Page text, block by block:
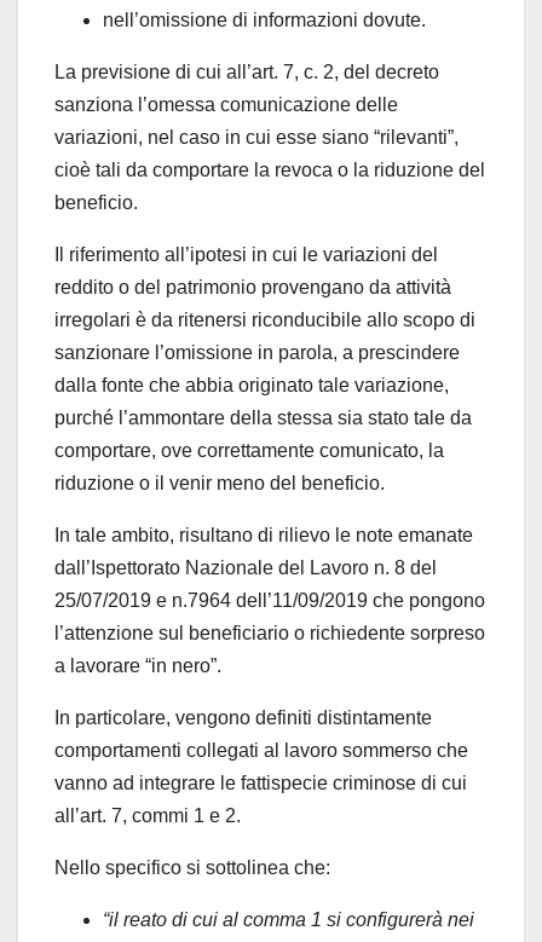
nell’omissione di informazioni dovute.
La previsione di cui all’art. 7, c. 2, del decreto
sanziona l’omessa comunicazione delle
variazioni, nel caso in cui esse siano “rilevanti”,
cioè tali da comportare la revoca o la riduzione del
beneficio.
Il riferimento all’ipotesi in cui le variazioni del
reddito o del patrimonio provengano da attività
irregolari è da ritenersi riconducibile allo scopo di
sanzionare l’omissione in parola, a prescindere
dalla fonte che abbia originato tale variazione,
purché l’ammontare della stessa sia stato tale da
comportare, ove correttamente comunicato, la
riduzione o il venir meno del beneficio.
In tale ambito, risultano di rilievo le note emanate
dall’Ispettorato Nazionale del Lavoro n. 8 del
25/07/2019 e n.7964 dell’11/09/2019 che pongono
l’attenzione sul beneficiario o richiedente sorpreso
a lavorare “in nero”.
In particolare, vengono definiti distintamente
comportamenti collegati al lavoro sommerso che
vanno ad integrare le fattispecie criminose di cui
all’art. 7, commi 1 e 2.
Nello specifico si sottolinea che:
“il reato di cui al comma 1 si configurerà nei